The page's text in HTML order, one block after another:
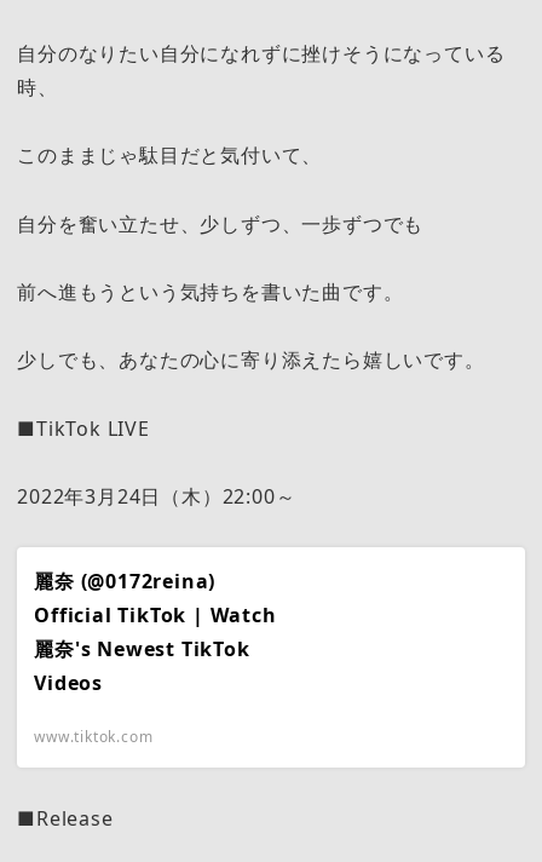
自分のなりたい自分になれずに挫けそうになっている
時、
このままじゃ駄目だと気付いて、
自分を奮い立たせ、少しずつ、一歩ずつでも
前へ進もうという気持ちを書いた曲です。
少しでも、あなたの心に寄り添えたら嬉しいです。
■TikTok LIVE
2022年3月24日（木）22:00～
麗奈 (@0172reina)
Official TikTok | Watch
麗奈's Newest TikTok
Videos
www.tiktok.com
■Release